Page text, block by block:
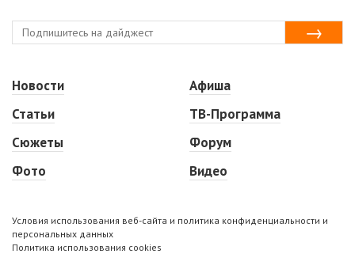
Новости
Статьи
Сюжеты
Фото
Афиша
ТВ-Программа
Форум
Видео
Условия использования веб-сайта и политика конфиденциальности и
персональных данных
Политика использования cookies